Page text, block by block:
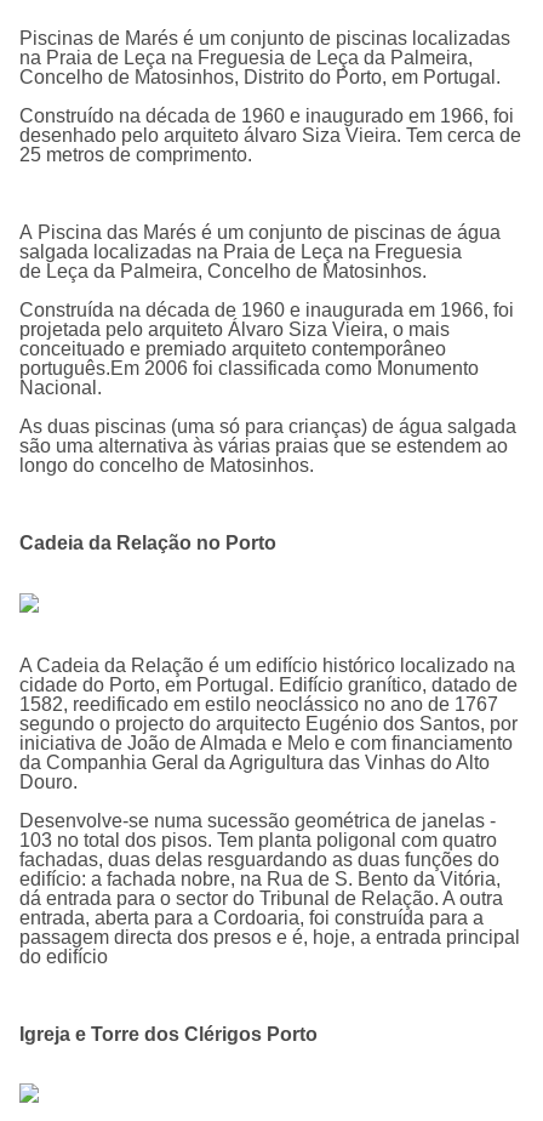
Piscinas de Marés é um conjunto de piscinas localizadas
na Praia de Leça na Freguesia de Leça da Palmeira,
Concelho de Matosinhos, Distrito do Porto, em Portugal.
Construí­do na década de 1960 e inaugurado em 1966, foi
desenhado pelo arquiteto álvaro Siza Vieira. Tem cerca de
25 metros de comprimento.
A Piscina das Marés é um conjunto de piscinas de água
salgada localizadas na Praia de Leça na Freguesia
de Leça da Palmeira, Concelho de Matosinhos.
Construída na década de 1960 e inaugurada em 1966, foi
projetada pelo arquiteto Álvaro Siza Vieira, o mais
conceituado e premiado arquiteto contemporâneo
português.Em 2006 foi classificada como Monumento
Nacional.
As duas piscinas (uma só para crianças) de água salgada
são uma alternativa às várias praias que se estendem ao
longo do concelho de Matosinhos.
Cadeia da Relação no Porto
A Cadeia da Relação é um edifí­cio histórico localizado na
cidade do Porto, em Portugal. Edifício granítico, datado de
1582, reedificado em estilo neoclássico no ano de 1767
segundo o projecto do arquitecto Eugénio dos Santos, por
iniciativa de João de Almada e Melo e com financiamento
da Companhia Geral da Agrigultura das Vinhas do Alto
Douro.
Desenvolve-se numa sucessão geométrica de janelas -
103 no total dos pisos. Tem planta poligonal com quatro
fachadas, duas delas resguardando as duas funções do
edifício: a fachada nobre, na Rua de S. Bento da Vitória,
dá entrada para o sector do Tribunal de Relação. A outra
entrada, aberta para a Cordoaria, foi construída para a
passagem directa dos presos e é, hoje, a entrada principal
do edifício
Igreja e Torre dos Clérigos Porto